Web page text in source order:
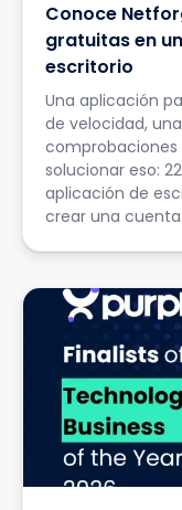
Conoce
gratuitas en
escritorio
Una aplicación
de velocidad,
comprobaciones
solucionar eso:
aplicación de
crear una cuenta.